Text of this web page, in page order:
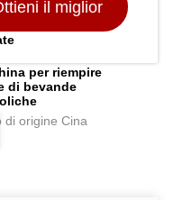
per il
di bevande
per riempire
di bevande
Luogo di origine Cina
il miglior